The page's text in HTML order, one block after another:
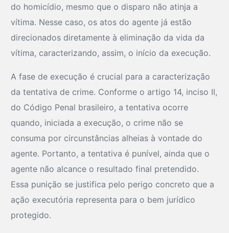
do homicídio, mesmo que o disparo não atinja a
vítima. Nesse caso, os atos do agente já estão
direcionados diretamente à eliminação da vida da
vítima, caracterizando, assim, o início da execução.
A fase de execução é crucial para a caracterização
da tentativa de crime. Conforme o artigo 14, inciso II,
do Código Penal brasileiro, a tentativa ocorre
quando, iniciada a execução, o crime não se
consuma por circunstâncias alheias à vontade do
agente. Portanto, a tentativa é punível, ainda que o
agente não alcance o resultado final pretendido.
Essa punição se justifica pelo perigo concreto que a
ação executória representa para o bem jurídico
protegido.